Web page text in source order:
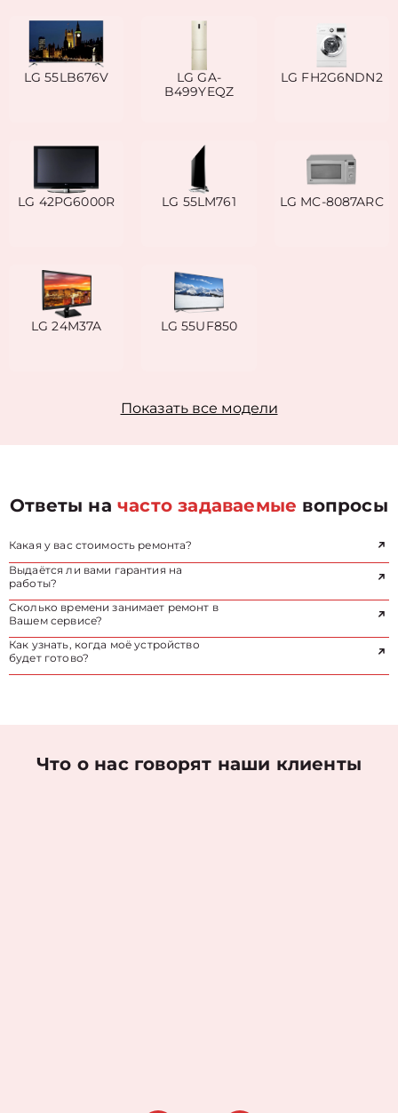
LG 55LB676V
LG GA-
B499YEQZ
LG FH2G6NDN2
LG 42PG6000R LG 55LM761 LG MC-8087ARC
LG 24M37A LG 55UF850
Показать все модели
Ответы начасто задаваемые вопросы
Какая у вас стоимость ремонта?
Выдаётся ли вами гарантия на
работы?
Сколько времени занимает ремонт в
Вашем сервисе?
Как узнать, когда моё устройство
будет готово?
Что о нас говорят наши клиенты